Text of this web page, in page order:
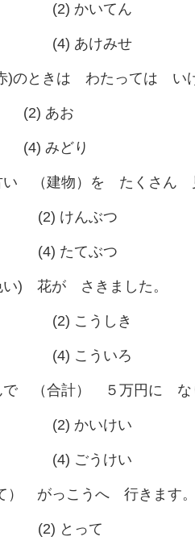
(2) かいてん
(4) あけみせ
)のときは わたっては いけ
あお
みどり
（建物）を たくさん
けんぶつ
たてぶつ
) 花が さきました。
(2) こうしき
(4) こういろ
で （合計） ５万円に な
(2) かいけい
(4) ごうけい
） がっこうへ 行きます。
とって